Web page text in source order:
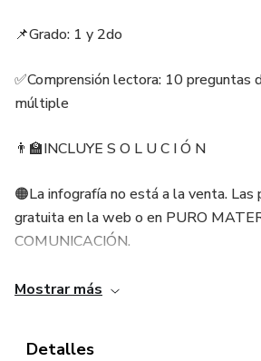
📌Grado: 1 y 2do
✅Comprensión lectora: 10 preguntas
múltiple
👨‍🏫INCLUYE S O L U C I Ó N
🟠La infografía no está a la venta. Las
gratuita en la web o en PURO
COMUNICACIÓN.
✔Igual te dejamos la infogragía en el
Mostrar más
Detalles